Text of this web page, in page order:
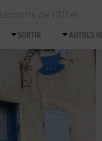
de l’Allier
SORTIR AUTRES